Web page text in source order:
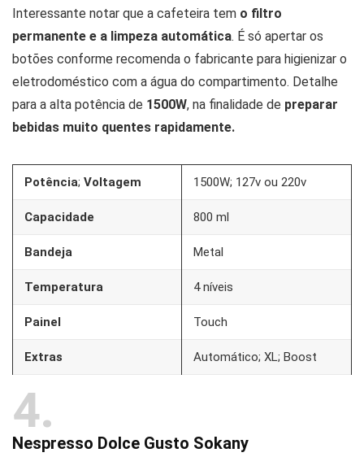
Interessante notar que a cafeteira tem o filtro
permanente e a limpeza automática. É só apertar os
botões conforme recomenda o fabricante para higienizar o
eletrodoméstico com a água do compartimento. Detalhe
para a alta potência de 1500W, na finalidade de preparar
bebidas muito quentes rapidamente.
Potência; Voltagem 1500W; 127v ou 220v
Capacidade 800 ml
Bandeja Metal
Temperatura 4 níveis
Painel Touch
Extras Automático; XL; Boost
4
Nespresso Dolce Gusto Sokany